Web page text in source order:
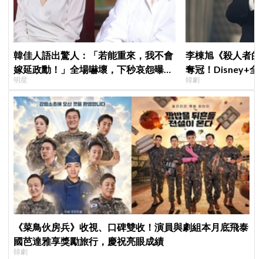
韓佳人語出驚人：「若能重來，我不會
嫁延政勳！」全場嚇壞，下秒哀怨曝真
實原因笑翻
明星
李棟旭《殺人者
奪冠！Disney+全
紀錄
韓劇
《菜鳥伙房兵》收視、口碑雙收！演員與劇組本月底飛泰
國芭達雅享獎勵旅行，慶祝亮眼成績
韓劇